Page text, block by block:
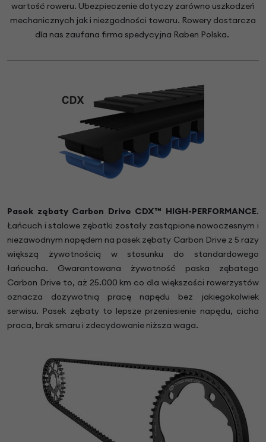
wartość roweru. Ubezpieczenie dotyczy zarówno uszkodzeń
mechanicznych jak i niezgodności towaru. Rowery dostarcza
dla nas zaufana firma spedycyjna Raben Polska.
Pasek zębaty Carbon Drive CDX™ HIGH-PERFORMANCE.
Łańcuch i stalowe zębatki zostały zastąpione nowoczesnym i
niezawodnym napędem na pasek zębaty Carbon Drive z 5 razy
większą żywotnością w stosunku do standardowego
łańcucha. Gwarantowana żywotność paska zębatego
Carbon Drive to, aż 25.000 km co dla większości rowerzystów
oznacza dożywotnią pracę napędu bez jakiegokolwiek
serwisu. Pasek zębaty to lepsze przeniesienie napędu, cicha
praca, brak smaru i zdecydowanie niższa waga.